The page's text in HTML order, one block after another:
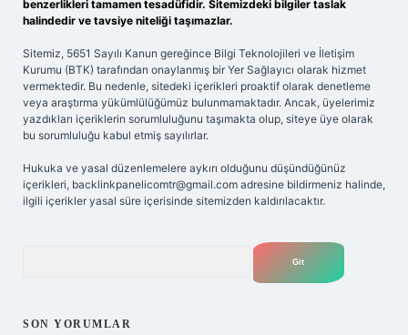
benzerlikleri tamamen tesadüfidir. Sitemizdeki bilgiler taslak
halindedir ve tavsiye niteliği taşımazlar.
Sitemiz, 5651 Sayılı Kanun gereğince Bilgi Teknolojileri ve İletişim
Kurumu (BTK) tarafından onaylanmış bir Yer Sağlayıcı olarak hizmet
vermektedir. Bu nedenle, sitedeki içerikleri proaktif olarak denetleme
veya araştırma yükümlülüğümüz bulunmamaktadır. Ancak, üyelerimiz
yazdıkları içeriklerin sorumluluğunu taşımakta olup, siteye üye olarak
bu sorumluluğu kabul etmiş sayılırlar.
Hukuka ve yasal düzenlemelere aykırı olduğunu düşündüğünüz
içerikleri, backlinkpanelicomtr@gmail.com adresine bildirmeniz halinde,
ilgili içerikler yasal süre içerisinde sitemizden kaldırılacaktır.
SON YORUMLAR